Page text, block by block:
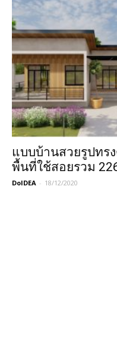
แบบบ้านสวยรูปทร
พื้นที่ใช้สอยรวม
DoIDEA - 18/12/2020